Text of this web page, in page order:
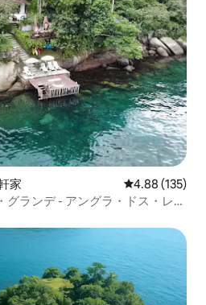
家 レビュー135
4.88 (135)
グランデ - アングラ・ドス・レイ